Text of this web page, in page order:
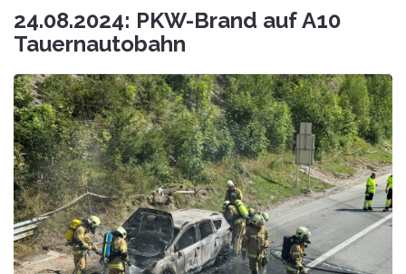
24.08.2024: PKW-Brand auf A10
Tauernautobahn